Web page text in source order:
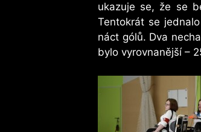
ukazuje se, že se
Tentokrát se
náct gólů. Dva
bylo vyrovnanější –